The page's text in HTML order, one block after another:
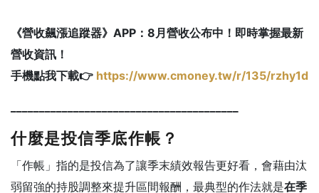
《營收飆漲追蹤器》APP：8月營收公布中！即時掌握最新
營收資訊！
手機點我下載👉 https://www.cmoney.tw/r/135/rzhy1d
什麼是投信季底作帳？
「作帳」指的是投信為了讓季末績效報告更好看，會藉由汰
弱留強的持股調整來提升區間報酬，最典型的作法就是在季